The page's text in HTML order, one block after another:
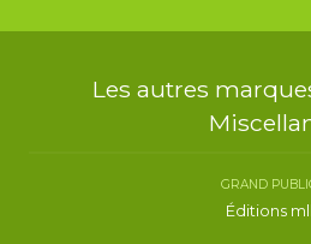
Les autres
GRAND
Éditions mll